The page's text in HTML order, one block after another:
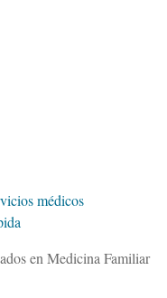
médicos
en Medicina Familiar